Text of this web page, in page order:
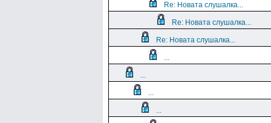
Re: Новата слушалка...
Re: Новата слушалка...
Re: Новата слушалка...
...
...
...
...